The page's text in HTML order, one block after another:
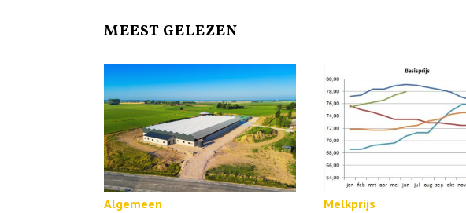
MEEST GELEZEN
Algemeen Melkprijs